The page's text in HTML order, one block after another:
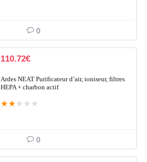
0
110.72€
Ardes NEAT Purificateur d’air, ioniseur, filtres
HEPA + charbon actif
★★ ★ ★ ★
0